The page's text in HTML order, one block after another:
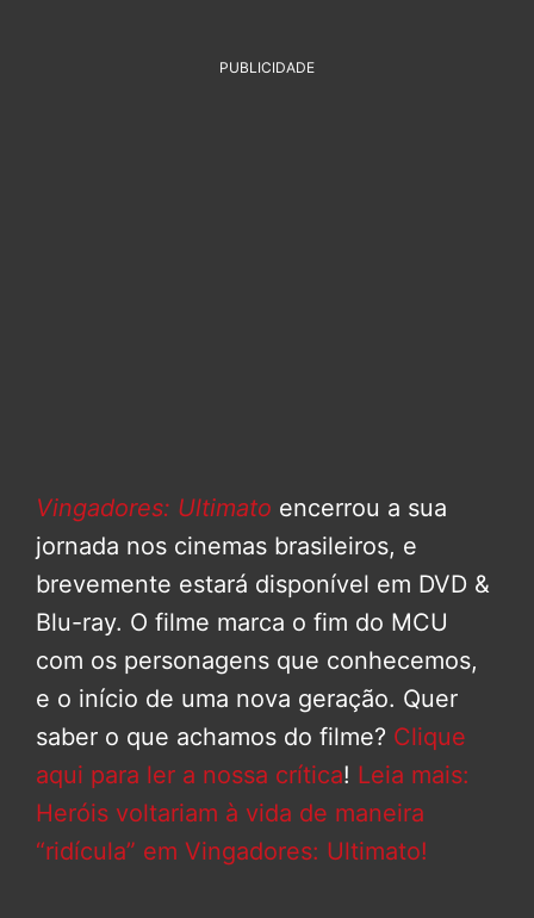
PUBLICIDADE
Vingadores: Ultimato encerrou a sua
jornada nos cinemas brasileiros, e
brevemente estará disponível em DVD &
Blu-ray. O filme marca o fim do MCU
com os personagens que conhecemos,
e o início de uma nova geração. Quer
saber o que achamos do filme? Clique
aqui para ler a nossa crítica! Leia mais:
Heróis voltariam à vida de maneira
“ridícula” em Vingadores: Ultimato!